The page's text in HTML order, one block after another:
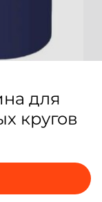
для
кругов